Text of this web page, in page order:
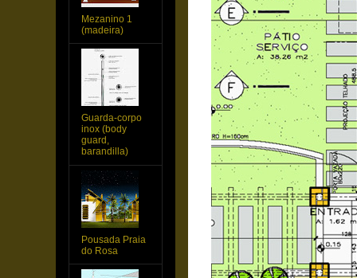
Mezanino 1
(madeira)
Guarda-corpo
inox (body
guard,
barandilla)
Pousada Praia
do Rosa